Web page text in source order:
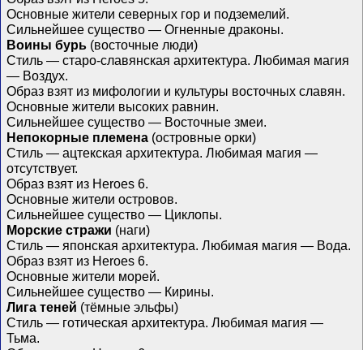
Основные жители северных гор и подземелий.
Сильнейшее существо — Огненные драконы.
Воины бурь (восточные люди)
Стиль — старо-славянская архитектура. Любимая магия
— Воздух.
Образ взят из мифологии и культуры восточных славян.
Основные жители высоких равнин.
Сильнейшее существо — Восточные змеи.
Непокорные племена (островные орки)
Стиль — ацтекская архитектура. Любимая магия —
отсутствует.
Образ взят из Heroes 6.
Основные жители островов.
Сильнейшее существо — Циклопы.
Морские стражи (наги)
Стиль — японская архитектура. Любимая магия — Вода.
Образ взят из Heroes 6.
Основные жители морей.
Сильнейшее существо — Кирины.
Лига теней (тёмные эльфы)
Стиль — готическая архитектура. Любимая магия —
Тьма.